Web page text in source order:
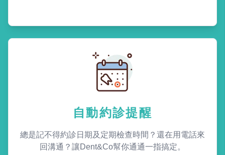
自動約診提醒
總是記不得約診日期及定期檢查時間？還在用電話來
回溝通？讓Dent&Co幫你通通一指搞定。